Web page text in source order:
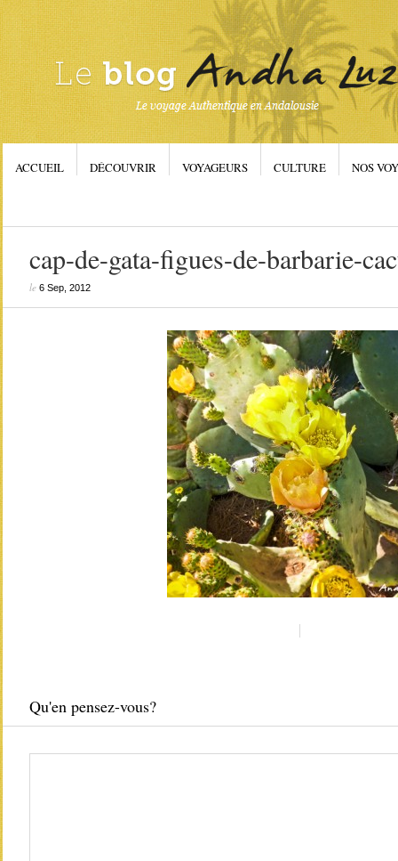
ACCUEIL DÉCOUVRIR VOYAGEURS CULTURE NOS
cap-de-gata-figues-de-barbarie-
le 6 Sep, 2012
Qu'en pensez-vous?